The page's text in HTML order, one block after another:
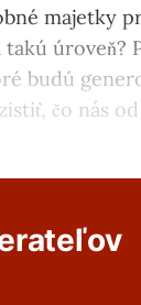
majetky
úroveň?
budú
čo nás